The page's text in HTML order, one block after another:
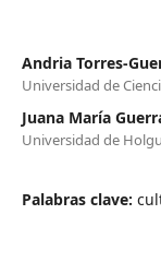
Andria Torres-
Universidad de
Juana María
Universidad de
Palabras clave: